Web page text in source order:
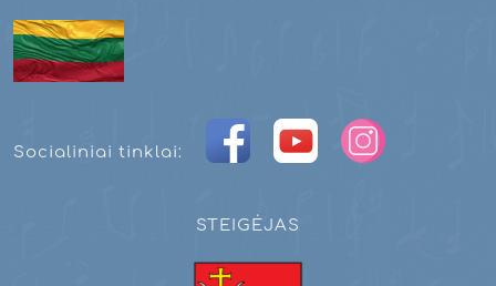
Socialiniai tinklai:
STEIGĖJAS